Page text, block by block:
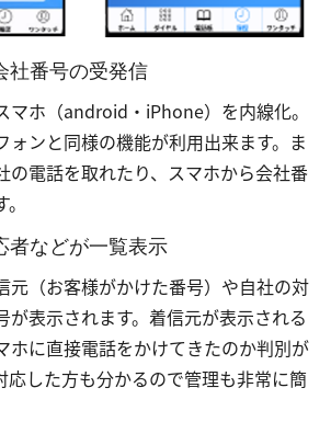
社番号の受発信
マホ（android・iPhone）を内線化。
ォンと同様の機能が利用出来ます。ま
の電話を取れたり、スマホから会社番
者などが一覧表示
元（お客様がかけた番号）や自社の対
が表示されます。着信元が表示される
ホに直接電話をかけてきたのか判別が
応した方も分かるので管理も非常に簡